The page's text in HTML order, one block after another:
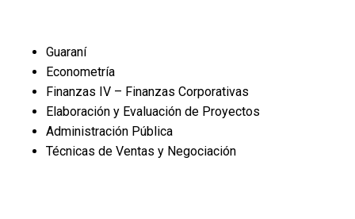
Guaraní
Econometría
Finanzas IV – Finanzas Corporativas
Elaboración y Evaluación de Proyectos
Administración Pública
Técnicas de Ventas y Negociación